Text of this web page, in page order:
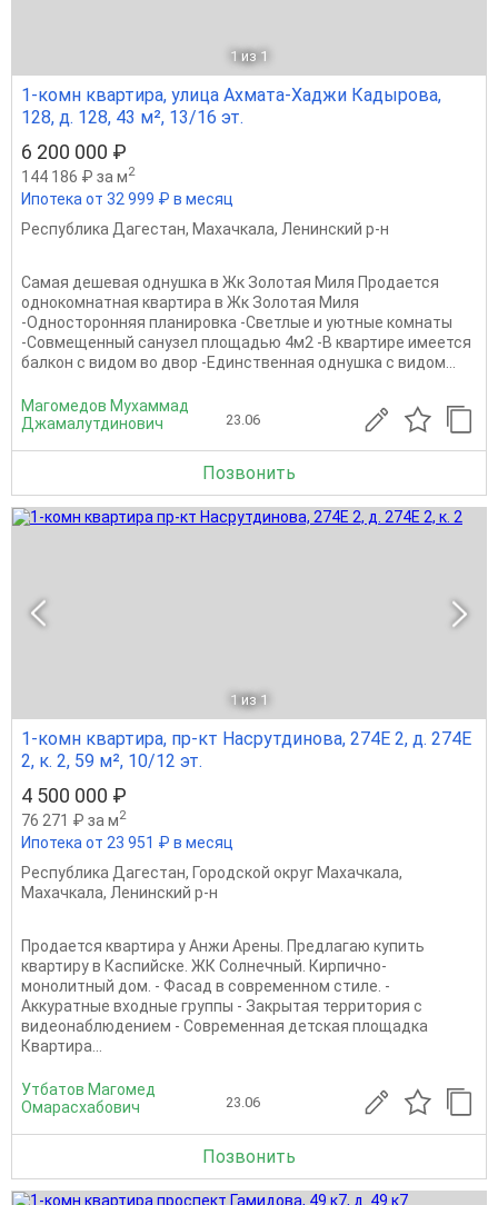
1 из 1
1-комн квартира, улица Ахмата-Хаджи Кадырова,
128, д. 128, 43 м², 13/16 эт.
6 200 000 ₽
144 186 ₽ за м2
Ипотека от 32 999 ₽ в месяц
Республика Дагестан, Махачкала, Ленинский р-н
Самая дешевая однушка в Жк Золотая Миля Продается
однокомнатная квартира в Жк Золотая Миля
-Односторонняя планировка -Светлые и уютные комнаты
-Совмещенный санузел площадью 4м2 -В квартире имеется
балкон с видом во двор -Единственная однушка с видом...
Магомедов Мухаммад
Джамалутдинович
23.06
Позвонить
1 из 1
1-комн квартира, пр-кт Насрутдинова, 274Е 2, д. 274Е
2, к. 2, 59 м², 10/12 эт.
4 500 000 ₽
76 271 ₽ за м2
Ипотека от 23 951 ₽ в месяц
Республика Дагестан, Городской округ Махачкала,
Махачкала, Ленинский р-н
Продается квартира у Анжи Арены. Предлагаю купить
квартиру в Каспийске. ЖК Солнечный. Кирпично-
монолитный дом. - Фасад в современном стиле. -
Аккуратные входные группы - Закрытая территория с
видеонаблюдением - Современная детская площадка
Квартира...
Утбатов Магомед
Омарасхабович
23.06
Позвонить